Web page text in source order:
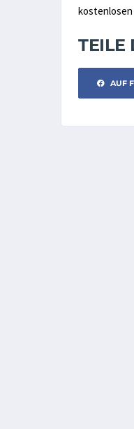
TEILE
AUF